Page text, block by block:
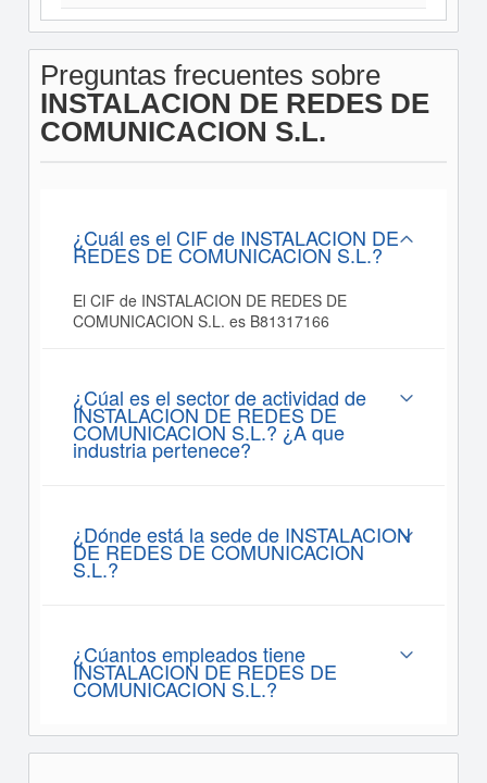
Preguntas frecuentes sobre
INSTALACION DE REDES DE
COMUNICACION S.L.
¿Cuál es el CIF de INSTALACION DE
REDES DE COMUNICACION S.L.?
El CIF de INSTALACION DE REDES DE
COMUNICACION S.L. es B81317166
¿Cúal es el sector de actividad de
INSTALACION DE REDES DE
COMUNICACION S.L.? ¿A que
industria pertenece?
¿Dónde está la sede de INSTALACION
DE REDES DE COMUNICACION
S.L.?
¿Cúantos empleados tiene
INSTALACION DE REDES DE
COMUNICACION S.L.?